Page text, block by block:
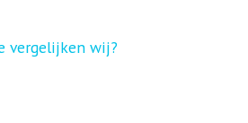
vergelijken wij?